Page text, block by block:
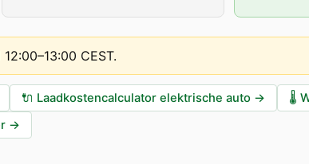
CEST.
🔌 Laadkostencalculator elektrische auto → 🌡️
→